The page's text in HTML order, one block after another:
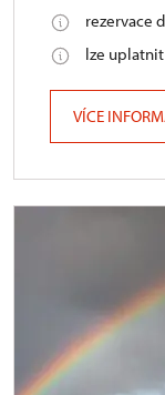
rezervace
lze
VÍCE